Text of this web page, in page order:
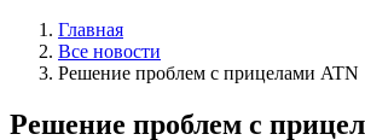
Главная
Все новости
Решение проблем с прицелами ATN
Решение проблем с